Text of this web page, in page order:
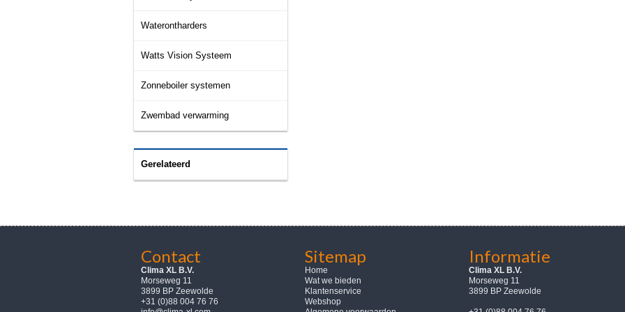
Waterontharders
Watts Vision Systeem
Zonneboiler systemen
Zwembad verwarming
Gerelateerd
Contact
Clima XL B.V.
Morseweg 11
3899 BP Zeewolde
+31 (0)88 004 76 76
Sitemap
Home
Wat we bieden
Klantenservice
Webshop
Informatie
Clima XL B.V.
Morseweg 11
3899 BP Zeewolde